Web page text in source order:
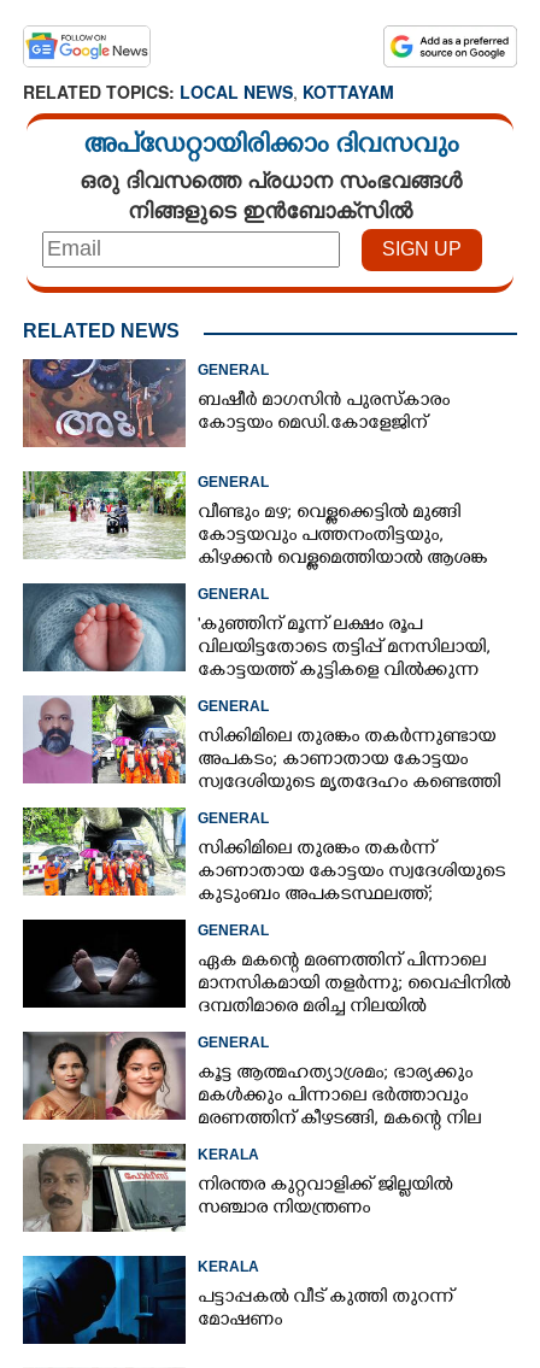
RELATED TOPICS: LOCAL NEWS, KOTTAYAM
അപ്ഡേറ്റായിരിക്കാം ദിവസവും
ഒരു ദിവസത്തെ പ്രധാന സംഭവങ്ങൾ
നിങ്ങളുടെ ഇൻബോക്സിൽ
RELATED NEWS
GENERAL
ബഷീർ മാഗസിൻ പുരസ്കാരം
കോട്ടയം മെഡി.കോളേജിന്
GENERAL
വീണ്ടും മഴ; വെള്ളക്കെട്ടിൽ മുങ്ങി
കോട്ടയവും പത്തനംതിട്ടയും,
കിഴക്കൻ വെള്ളമെത്തിയാൽ ആശങ്ക
GENERAL
'കുഞ്ഞിന് മൂന്ന് ലക്ഷം രൂപ
വിലയിട്ടതോടെ തട്ടിപ്പ് മനസിലായി,
കോട്ടയത്ത് കുട്ടികളെ വിൽക്കുന്ന
വെളിപ്പെടുത്തലുമായി ഗർഭിണി
GENERAL
സിക്കിമിലെ തുരങ്കം തകർന്നുണ്ടായ
അപകടം; കാണാതായ കോട്ടയം
സ്വദേശിയുടെ മൃതദേഹം കണ്ടെത്തി
GENERAL
സിക്കിമിലെ തുരങ്കം തകർന്ന്
കാണാതായ കോട്ടയം സ്വദേശിയുടെ
കുടുംബം അപകടസ്ഥലത്ത്;
വിവരം
GENERAL
ഏക മകന്റെ മരണത്തിന് പിന്നാലെ
മാനസികമായി തളർന്നു; വൈപ്പിനിൽ
ദമ്പതിമാരെ മരിച്ച നിലയിൽ
GENERAL
കൂട്ട ആത്മഹത്യാശ്രമം; ഭാര്യക്കും
മകൾക്കും പിന്നാലെ ഭർത്താവും
മരണത്തിന് കീഴടങ്ങി, മകന്റെ നില
KERALA
നിരന്തര കുറ്റവാളിക്ക് ജില്ലയിൽ
സഞ്ചാര നിയന്ത്രണം
KERALA
പട്ടാപ്പകൽ വീട് കുത്തി തുറന്ന്
മോഷണം